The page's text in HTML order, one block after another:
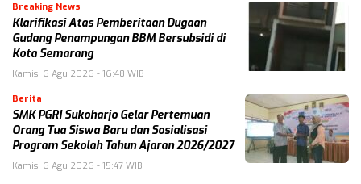
Breaking News
Klarifikasi Atas Pemberitaan Dugaan
Gudang Penampungan BBM Bersubsidi di
Kota Semarang
Kamis, 6 Agu 2026 - 16:48 WIB
Berita
SMK PGRI Sukoharjo Gelar Pertemuan
Orang Tua Siswa Baru dan Sosialisasi
Program Sekolah Tahun Ajaran 2026/2027
Kamis, 6 Agu 2026 - 15:47 WIB